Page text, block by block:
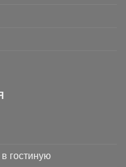
гостиную